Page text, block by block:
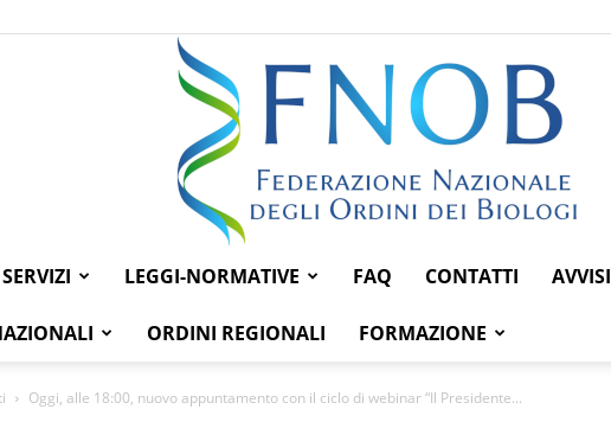
Federazione
SERVIZI LEGGI-NORMATIVE FAQ CONTATTI AVVISI
ORDINI REGIONALI FORMAZIONE
Oggi, alle 18:00, nuovo appuntamento con il ciclo di webinar “Il Presidente...